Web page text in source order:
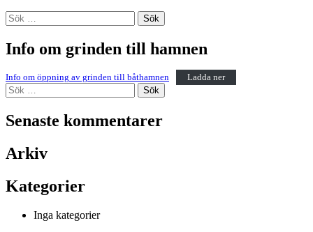
Sök
efter:
Info om grinden till hamnen
Info om öppning av grinden till båthamnen Ladda ner
Sök
efter:
Senaste kommentarer
Arkiv
Kategorier
Inga kategorier